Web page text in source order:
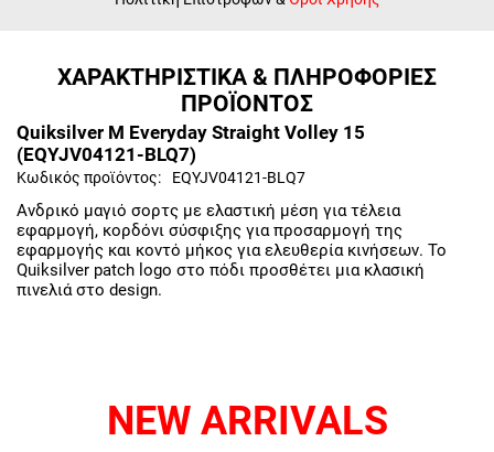
ΧΑΡΑΚΤΗΡΙΣΤΙΚΑ & ΠΛΗΡΟΦΟΡΙΕΣ
ΠΡΟΪΟΝΤΟΣ
Quiksilver M Everyday Straight Volley 15
(EQYJV04121-BLQ7)
Κωδικός προϊόντος: EQYJV04121-BLQ7
Ανδρικό μαγιό σορτς με ελαστική μέση για τέλεια
εφαρμογή, κορδόνι σύσφιξης για προσαρμογή της
εφαρμογής και κοντό μήκος για ελευθερία κινήσεων. Το
Quiksilver patch logo στο πόδι προσθέτει μια κλασική
πινελιά στο design.
NEW ARRIVALS